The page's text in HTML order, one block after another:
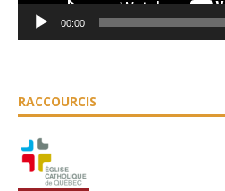
00:00
RACCOURCIS